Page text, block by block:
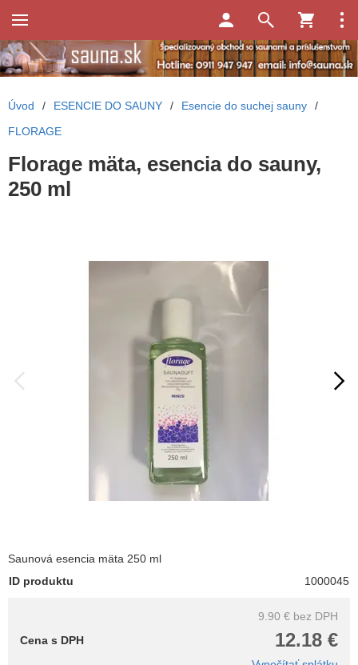
Úvod / ESENCIE DO SAUNY / Esencie do suchej sauny
/
FLORAGE
Florage mäta, esencia do sauny,
250 ml
Saunová esencia mäta 250 ml
ID produktu
1000045
9.90 € bez DPH
12.18 €
Cena s DPH